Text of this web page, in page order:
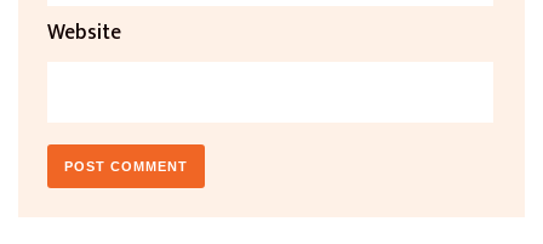
Website